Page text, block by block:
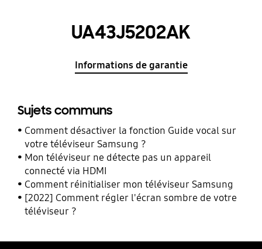
UA43J5202AK
Informations de garantie
Sujets communs
Comment désactiver la fonction Guide vocal sur
votre téléviseur Samsung ?
Mon téléviseur ne détecte pas un appareil
connecté via HDMI
Comment réinitialiser mon téléviseur Samsung
[2022] Comment régler l'écran sombre de votre
téléviseur ?